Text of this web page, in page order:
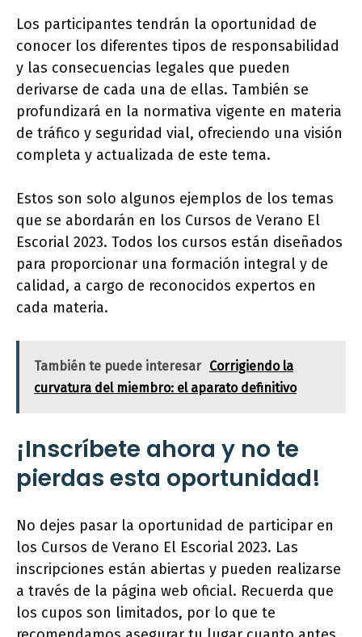
Los participantes tendrán la oportunidad de
conocer los diferentes tipos de responsabilidad
y las consecuencias legales que pueden
derivarse de cada una de ellas. También se
profundizará en la normativa vigente en materia
de tráfico y seguridad vial, ofreciendo una visión
completa y actualizada de este tema.
Estos son solo algunos ejemplos de los temas
que se abordarán en los Cursos de Verano El
Escorial 2023. Todos los cursos están diseñados
para proporcionar una formación integral y de
calidad, a cargo de reconocidos expertos en
cada materia.
También te puede interesar Corrigiendo la
curvatura del miembro: el aparato definitivo
¡Inscríbete ahora y no te
pierdas esta oportunidad!
No dejes pasar la oportunidad de participar en
los Cursos de Verano El Escorial 2023. Las
inscripciones están abiertas y pueden realizarse
a través de la página web oficial. Recuerda que
los cupos son limitados, por lo que te